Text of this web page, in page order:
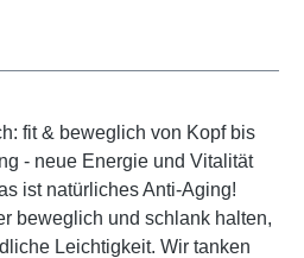
fit & beweglich von Kopf bis
- neue Energie und Vitalität
ist natürliches Anti-Aging!
beweglich und schlank halten,
Leichtigkeit. Wir tanken